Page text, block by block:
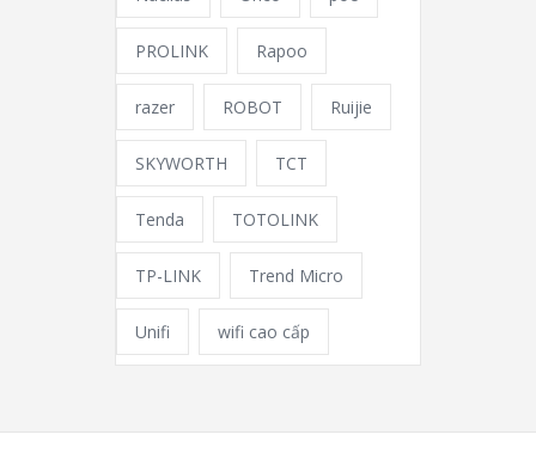
PROLINK Rapoo
razer ROBOT Ruijie
SKYWORTH TCT
Tenda TOTOLINK
TP-LINK Trend Micro
Unifi wifi cao cấp